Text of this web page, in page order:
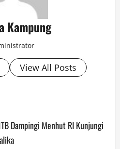
Kampung
View All Posts
Dampingi Menhut RI Kunjungi